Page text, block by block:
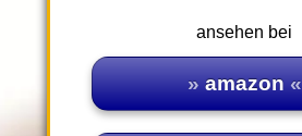
ansehen bei
amazon